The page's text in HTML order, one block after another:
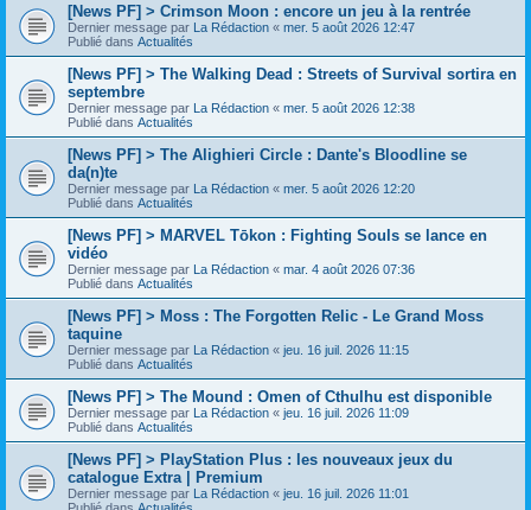
[News PF] > Crimson Moon : encore un jeu à la rentrée
Dernier message par La Rédaction « mer. 5 août 2026 12:47
Publié dans Actualités
[News PF] > The Walking Dead : Streets of Survival sortira en
septembre
Dernier message par La Rédaction « mer. 5 août 2026 12:38
Publié dans Actualités
[News PF] > The Alighieri Circle : Dante's Bloodline se
da(n)te
Dernier message par La Rédaction « mer. 5 août 2026 12:20
Publié dans Actualités
[News PF] > MARVEL Tōkon : Fighting Souls se lance en
vidéo
Dernier message par La Rédaction « mar. 4 août 2026 07:36
Publié dans Actualités
[News PF] > Moss : The Forgotten Relic - Le Grand Moss
taquine
Dernier message par La Rédaction « jeu. 16 juil. 2026 11:15
Publié dans Actualités
[News PF] > The Mound : Omen of Cthulhu est disponible
Dernier message par La Rédaction « jeu. 16 juil. 2026 11:09
Publié dans Actualités
[News PF] > PlayStation Plus : les nouveaux jeux du
catalogue Extra | Premium
Dernier message par La Rédaction « jeu. 16 juil. 2026 11:01
Publié dans Actualités